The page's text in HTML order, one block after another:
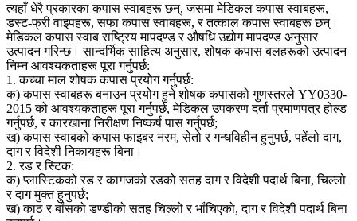
त्यहाँ धेरै प्रकारका कपास स्वाबहरू छन्, जसमा मेडिकल कपास स्वाबहरू,
डस्ट-फ्री वाइपहरू, सफा कपास स्वाबहरू, र तत्काल कपास स्वाबहरू छन्।
मेडिकल कपास स्वाब राष्ट्रिय मापदण्ड र औषधि उद्योग मापदण्ड अनुसार
उत्पादन गरिन्छ। सान्दर्भिक साहित्य अनुसार, शोषक कपास बलहरूको उत्पादन
निम्न आवश्यकताहरू पूरा गर्नुपर्छ:
1. कच्चा माल शोषक कपास प्रयोग गर्नुपर्छ:
क) कपास स्वाबहरू बनाउन प्रयोग हुने शोषक कपासको गुणस्तरले YY0330-
2015 को आवश्यकताहरू पूरा गर्नुपर्छ, मेडिकल उपकरण दर्ता प्रमाणपत्र होल्ड
गर्नुपर्छ, र कारखाना निरीक्षण निष्कर्ष पास गर्नुपर्छ;
ख) कपास स्वाबको कपास फाइबर नरम, सेतो र गन्धविहीन हुनुपर्छ, पहेंलो दाग,
दाग र विदेशी निकायहरू बिना।
2. रड र स्टिक:
क) प्लास्टिकको रड र कागजको रडको सतह दाग र विदेशी पदार्थ बिना, चिल्लो
र दाग मुक्त हुनुपर्छ;
ख) काठ र बाँसको डण्डीको सतह चिल्लो र भाँचिएको, दाग र विदेशी पदार्थ बिना